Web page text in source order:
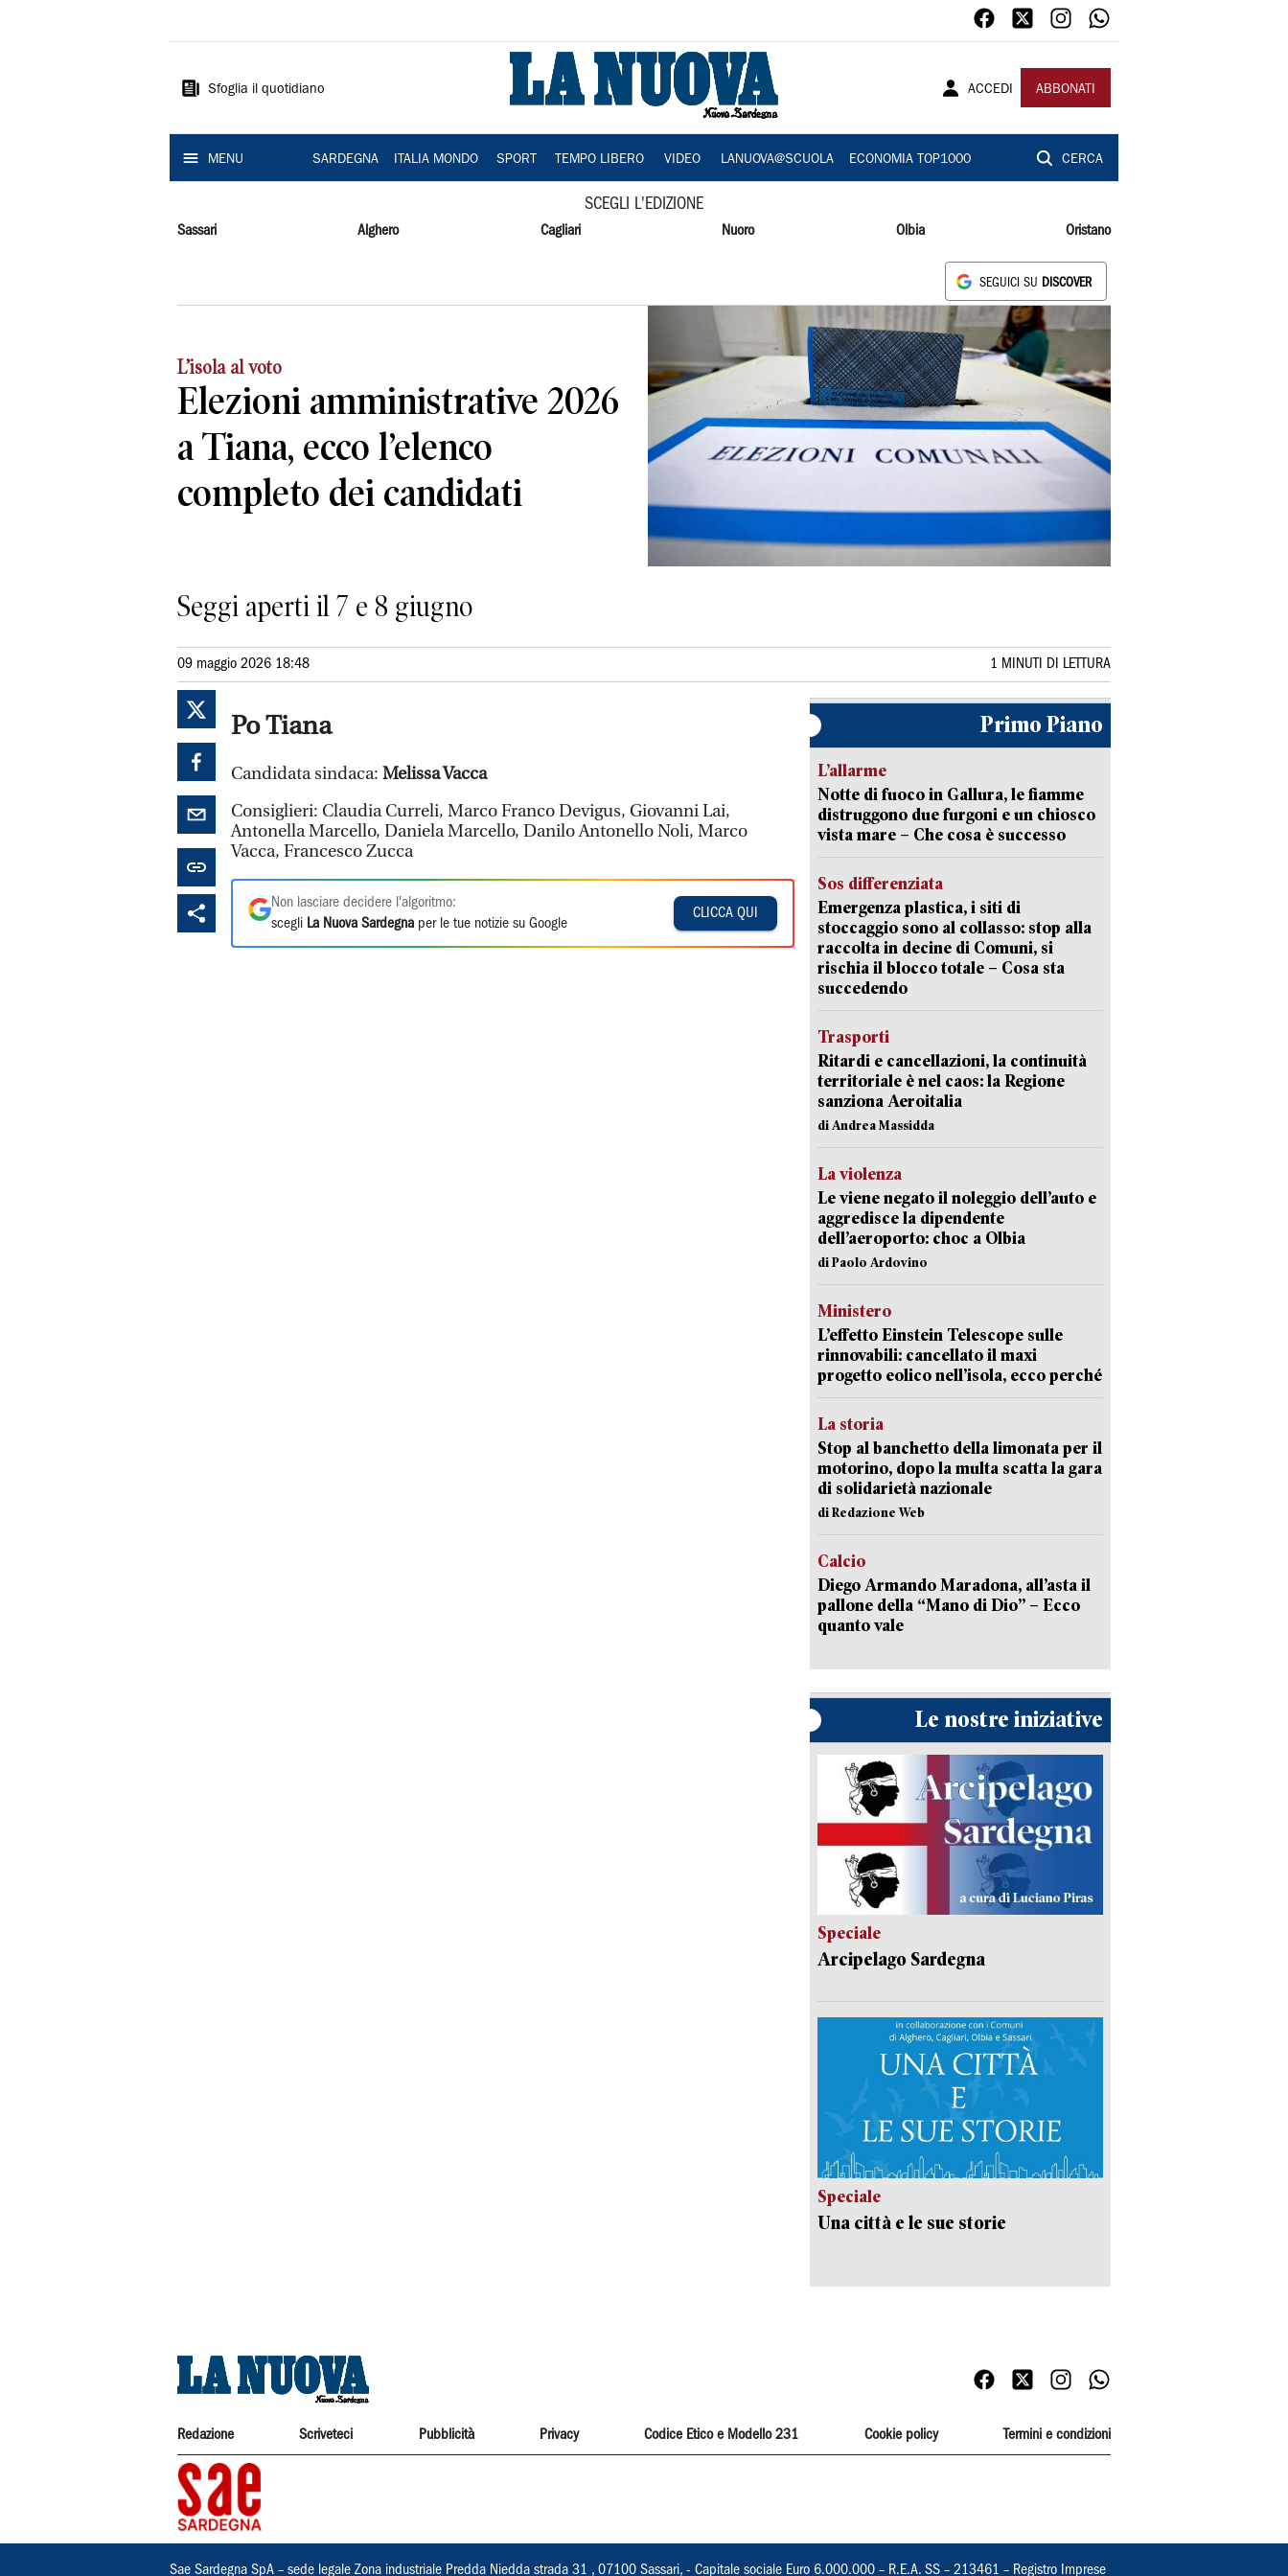
Sardegna
Sfoglia il quotidiano ACCEDI ABBONATI
MENU SARDEGNA ITALIA MONDO SPORT TEMPO LIBERO VIDEO LANUOVA@SCUOLA ECONOMIA TOP1000 CERCA
SCEGLI L'EDIZIONE
Sassari Alghero Cagliari Nuoro Olbia Oristano
SEGUICI SU DISCOVER
L’isola al voto
Elezioni amministrative 2026
a Tiana, ecco l’elenco
completo dei candidati
Seggi aperti il 7 e 8 giugno
09 maggio 2026 18:48 1 MINUTI DI LETTURA
Po Tiana
Candidata sindaca: Melissa Vacca
Consiglieri: Claudia Curreli, Marco Franco Devigus, Giovanni Lai,
Antonella Marcello, Daniela Marcello, Danilo Antonello Noli, Marco
Vacca, Francesco Zucca
Non lasciare decidere l'algoritmo:
scegli La Nuova Sardegna per le tue notizie su Google
CLICCA QUI
Primo Piano
L’allarme
Notte di fuoco in Gallura, le fiamme
distruggono due furgoni e un chiosco
vista mare – Che cosa è successo
Sos differenziata
Emergenza plastica, i siti di
stoccaggio sono al collasso: stop alla
raccolta in decine di Comuni, si
rischia il blocco totale – Cosa sta
succedendo
Trasporti
Ritardi e cancellazioni, la continuità
territoriale è nel caos: la Regione
sanziona Aeroitalia
di Andrea Massidda
La violenza
Le viene negato il noleggio dell’auto e
aggredisce la dipendente
dell’aeroporto: choc a Olbia
di Paolo Ardovino
Ministero
L’effetto Einstein Telescope sulle
rinnovabili: cancellato il maxi
progetto eolico nell’isola, ecco perché
La storia
Stop al banchetto della limonata per il
motorino, dopo la multa scatta la gara
di solidarietà nazionale
di Redazione Web
Calcio
Diego Armando Maradona, all’asta il
pallone della “Mano di Dio” – Ecco
quanto vale
Le nostre iniziative
Speciale
Arcipelago Sardegna
Speciale
Una città e le sue storie
Redazione Scriveteci Pubblicità Privacy Codice Etico e Modello 231 Cookie policy Termini e condizioni
Sae Sardegna SpA – sede legale Zona industriale Predda Niedda strada 31 , 07100 Sassari, - Capitale sociale Euro 6.000.000 – R.E.A. SS – 213461 – Registro Imprese